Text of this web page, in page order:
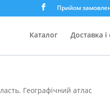
Прийом
Каталог Доставка і
Географічний атлас